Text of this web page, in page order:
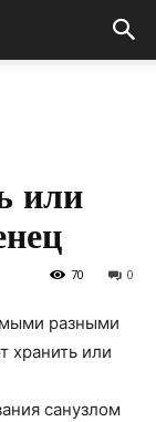
или
0
70
разными
хранить или
санузлом